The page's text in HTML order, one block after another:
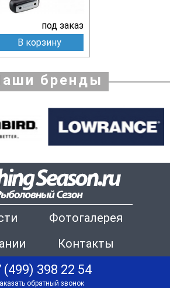
под заказ
В корзину
бренды
Фотогалерея
Контакты
(499) 398 22 54
обратный звонок